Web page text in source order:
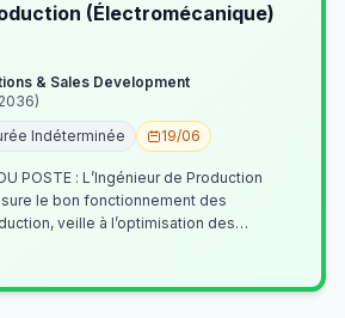
(Électromécanique)
& Sales Development
Indéterminée
19/06
POSTE : L’Ingénieur de Production
le bon fonctionnement des
veille à l’optimisation des